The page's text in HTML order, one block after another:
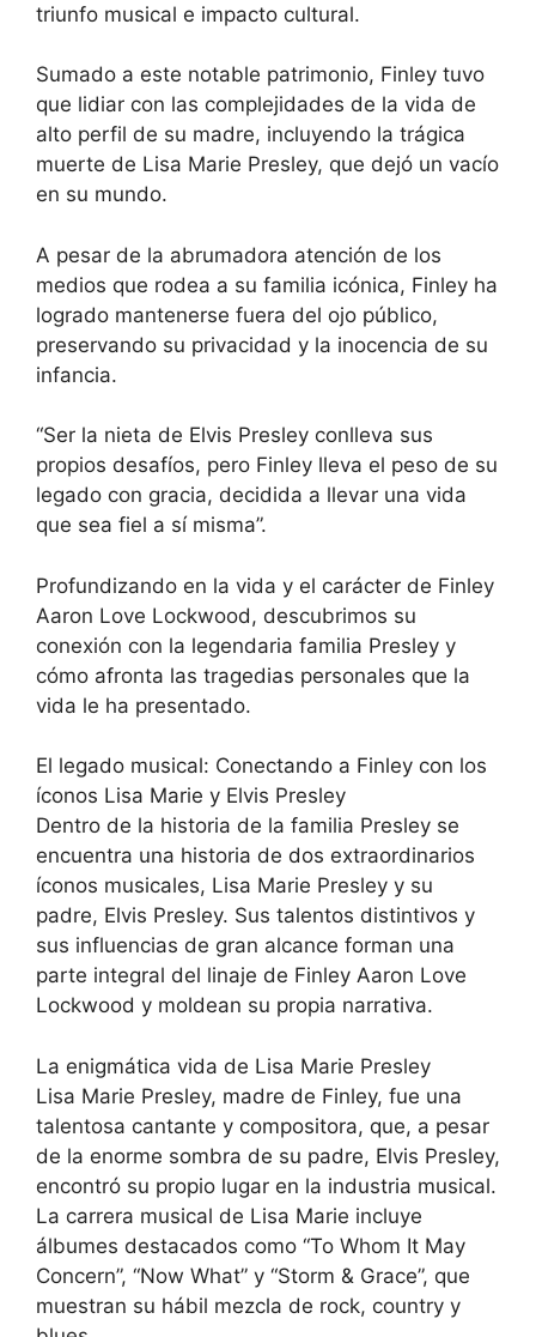
triunfo musical e impacto cultural.
Sumado a este notable patrimonio, Finley tuvo
que lidiar con las complejidades de la vida de
alto perfil de su madre, incluyendo la trágica
muerte de Lisa Marie Presley, que dejó un vacío
en su mundo.
A pesar de la abrumadora atención de los
medios que rodea a su familia icónica, Finley ha
logrado mantenerse fuera del ojo público,
preservando su privacidad y la inocencia de su
infancia.
“Ser la nieta de Elvis Presley conlleva sus
propios desafíos, pero Finley lleva el peso de su
legado con gracia, decidida a llevar una vida
que sea fiel a sí misma”.
Profundizando en la vida y el carácter de Finley
Aaron Love Lockwood, descubrimos su
conexión con la legendaria familia Presley y
cómo afronta las tragedias personales que la
vida le ha presentado.
El legado musical: Conectando a Finley con los
íconos Lisa Marie y Elvis Presley
Dentro de la historia de la familia Presley se
encuentra una historia de dos extraordinarios
íconos musicales, Lisa Marie Presley y su
padre, Elvis Presley. Sus talentos distintivos y
sus influencias de gran alcance forman una
parte integral del linaje de Finley Aaron Love
Lockwood y moldean su propia narrativa.
La enigmática vida de Lisa Marie Presley
Lisa Marie Presley, madre de Finley, fue una
talentosa cantante y compositora, que, a pesar
de la enorme sombra de su padre, Elvis Presley,
encontró su propio lugar en la industria musical.
La carrera musical de Lisa Marie incluye
álbumes destacados como “To Whom It May
Concern”, “Now What” y “Storm & Grace”, que
muestran su hábil mezcla de rock, country y